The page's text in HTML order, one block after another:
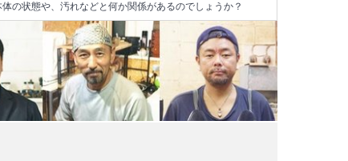
の状態や、汚れなどと何か関係があるのでしょうか？